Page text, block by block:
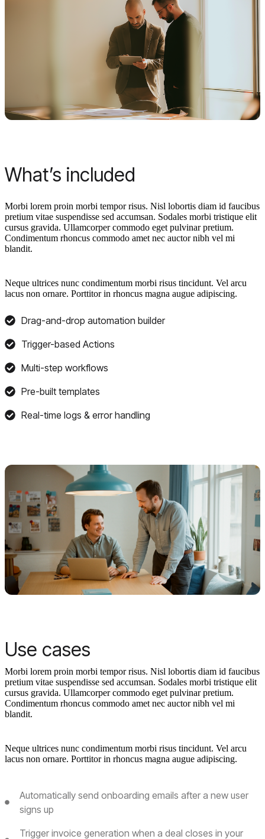
What’s included
Morbi lorem proin morbi tempor risus. Nisl lobortis diam id faucibus
pretium vitae suspendisse sed accumsan. Sodales morbi tristique elit
cursus gravida. Ullamcorper commodo eget pulvinar pretium.
Condimentum rhoncus commodo amet nec auctor nibh vel mi
blandit.
Neque ultrices nunc condimentum morbi risus tincidunt. Vel arcu
lacus non ornare. Porttitor in rhoncus magna augue adipiscing.
Drag-and-drop automation builder
Trigger-based Actions
Multi-step workflows
Pre-built templates
Real-time logs & error handling
Use cases
Morbi lorem proin morbi tempor risus. Nisl lobortis diam id faucibus
pretium vitae suspendisse sed accumsan. Sodales morbi tristique elit
cursus gravida. Ullamcorper commodo eget pulvinar pretium.
Condimentum rhoncus commodo amet nec auctor nibh vel mi
blandit.
Neque ultrices nunc condimentum morbi risus tincidunt. Vel arcu
lacus non ornare. Porttitor in rhoncus magna augue adipiscing.
Automatically send onboarding emails after a new user
signs up
Trigger invoice generation when a deal closes in your